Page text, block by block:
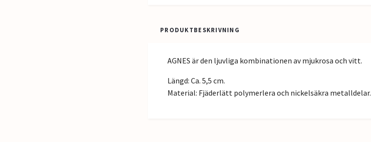
PRODUKTBESKRIVNING
AGNES är den ljuvliga kombinationen av mjukrosa och vitt.
Längd: Ca. 5,5 cm.
Material: Fjäderlätt polymerlera och nickelsäkra metalldelar.